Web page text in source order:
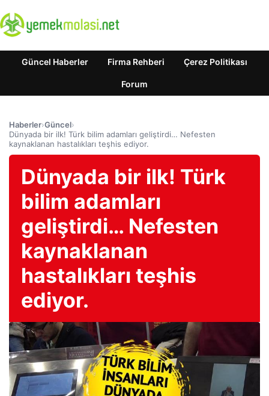
Güncel Haberler Firma Rehberi Çerez Politikası
Forum
Haberler›Güncel›
Dünyada bir ilk! Türk bilim adamları geliştirdi… Nefesten
kaynaklanan hastalıkları teşhis ediyor.
Dünyada bir ilk! Türk
bilim adamları
geliştirdi… Nefesten
kaynaklanan
hastalıkları teşhis
ediyor.